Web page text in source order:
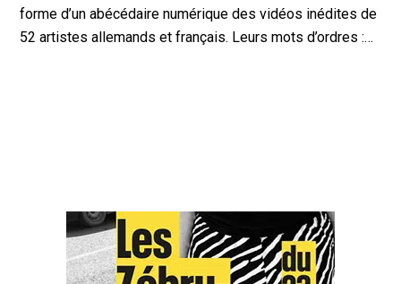
forme d’un abécédaire numérique des vidéos inédites de
52 artistes allemands et français. Leurs mots d’ordres :…